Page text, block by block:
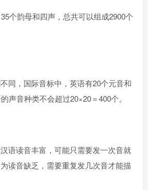
个韵母和四声，总共可以组成2900个
同，国际音标中，英语有20个元音和
声音种类不会超过20×20＝400个。
语读音丰富，可能只需要发一次音就
读音缺乏，需要重复发几次音才能描